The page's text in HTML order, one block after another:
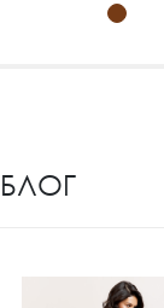
БЛОГ